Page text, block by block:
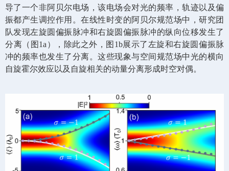
导了一个非阿贝尔电场，该电场会对光的频率，轨迹以及偏
振都产生调控作用。在线性时变的阿贝尔规范场中，研究团
队发现左旋圆偏振脉冲和右旋圆偏振脉冲的纵向位移发生了
分离（图 1a ），除此之外，图 1b展示了左旋和右旋圆偏振脉
冲的频率也发生了分离。这些现象与空间规范场中光的横向
自旋霍尔效应以及自旋相关的动量分离形成时空对偶。